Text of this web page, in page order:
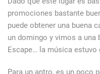
promociones bastante
puede obtener una buena
un domingo y vimos a una
Escape… la música estuvo
Para un antro, es un poco